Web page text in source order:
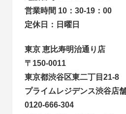
営業時間 10：30-19：00
定休日：日曜日
東京 恵比寿明治通り店
〒150-0011
東京都渋谷区東二丁目21-8
プライムレジデンス渋谷店
0120-666-304